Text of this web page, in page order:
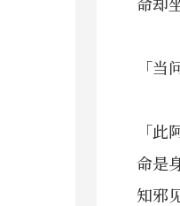
「
「
命是
知邪